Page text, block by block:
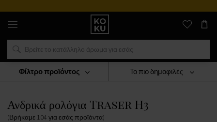
Αυθεντικά
αρώματα
και
ρολόγια
σε
μέρος
ΡΟΛΟΓΙΑ
Ανδρικά Ρολόγια Ανδρικά Ρολόγια Traser H3
Ανδρικά ρολόγια Traser H3
(Βρήκαμε 104 για εσάς προϊόντα)
Το πιο δημοφιλές
Φίλτρο προϊόντος